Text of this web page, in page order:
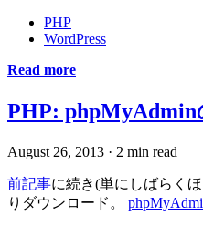
PHP
WordPress
Read more
PHP:
August 26, 2013 · 2 min read
前記事に続き(単にしばらく
りダウンロード。